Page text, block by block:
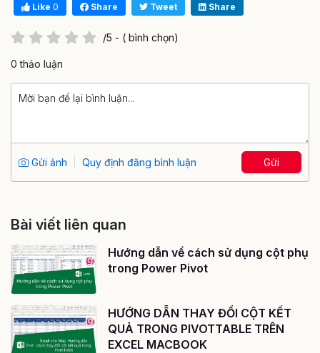
Like 0 Share Tweet Share
/5 - ( bình chọn)
0 thảo luận
Gửi ảnh Quy định đăng bình luận Gửi
Bài viết liên quan
Hướng dẫn về cách sử dụng cột phụ
trong Power Pivot
HƯỚNG DẪN THAY ĐỔI CỘT KẾT
QUẢ TRONG PIVOTTABLE TRÊN
EXCEL MACBOOK